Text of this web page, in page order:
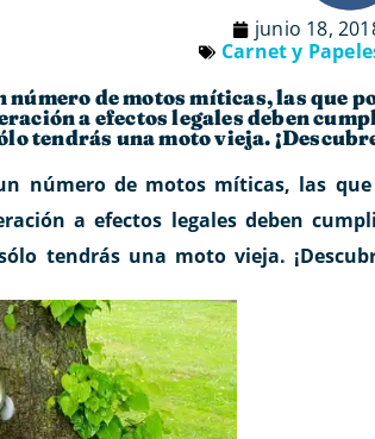
junio 18,
Carnet y
número de motos míticas, las que
a efectos legales deben
tendrás una moto vieja.
número de motos míticas, las
a efectos legales deben
tendrás una moto vieja.